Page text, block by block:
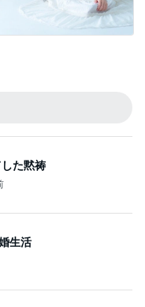
た黙祷
生活